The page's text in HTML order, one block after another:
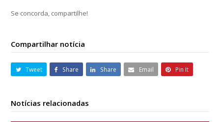
Se concorda, compartilhe!
Compartilhar notícia
Tweet Share Share Email Pin It
Notícias relacionadas